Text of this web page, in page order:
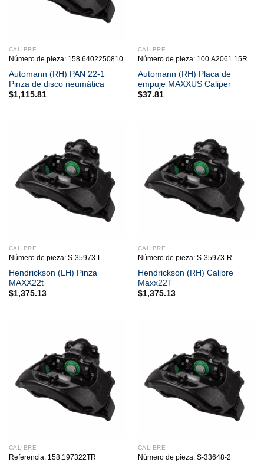
CALIBRE
Número de pieza: 158.6402250810
Automann (RH) PAN 22-1
Pinza de disco neumática
$1,115.81
CALIBRE
Número de pieza: 100.A2061.15R
Automann (RH) Placa de
empuje MAXXUS Caliper
$37.81
CALIBRE
Número de pieza: S-35973-L
Hendrickson (LH) Pinza
MAXX22t
$1,375.13
CALIBRE
Número de pieza: S-35973-R
Hendrickson (RH) Calibre
Maxx22T
$1,375.13
CALIBRE
Referencia: 158.197322TR
CALIBRE
Número de pieza: S-33648-2